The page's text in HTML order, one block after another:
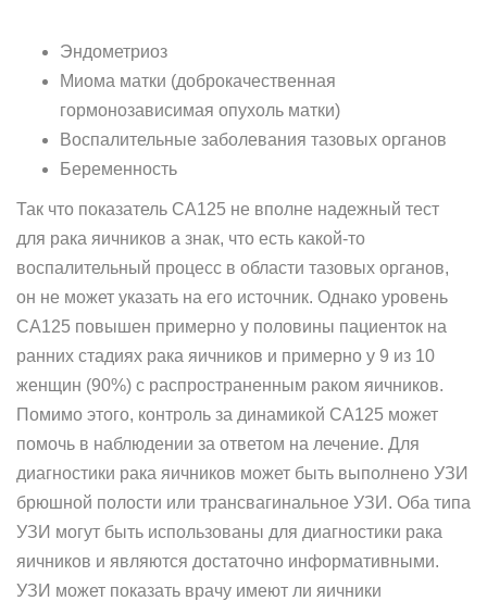
Эндометриоз
Миома матки (доброкачественная
гормонозависимая опухоль матки)
Воспалительные заболевания тазовых органов
Беременность
Так что показатель CA125 не вполне надежный тест
для рака яичников а знак, что есть какой-то
воспалительный процесс в области тазовых органов,
он не может указать на его источник. Однако уровень
CA125 повышен примерно у половины пациенток на
ранних стадиях рака яичников и примерно у 9 из 10
женщин (90%) с распространенным раком яичников.
Помимо этого, контроль за динамикой CA125 может
помочь в наблюдении за ответом на лечение. Для
диагностики рака яичников может быть выполнено УЗИ
брюшной полости или трансвагинальное УЗИ. Оба типа
УЗИ могут быть использованы для диагностики рака
яичников и являются достаточно информативными.
УЗИ может показать врачу имеют ли яичники